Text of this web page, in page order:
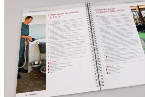
"Tue nie etwas halb, sonst verlierst du mehr,
einholen kannst." Der Spruch des berühmten
Jazztrompeters und Sängers Louis
Arbeit im Milchviehbetrieb übertragen. Auch
Abweichungen bei der Ausführung von
wieder zu Leistungseinbußen, sinkenden
und anderen Problemen, welche die
Profitabilität negativ beeinträchtigen. Doch
der Praxis erst einmal erkannt werden. Das
Wir möchten Ihnen mit dem Elite-